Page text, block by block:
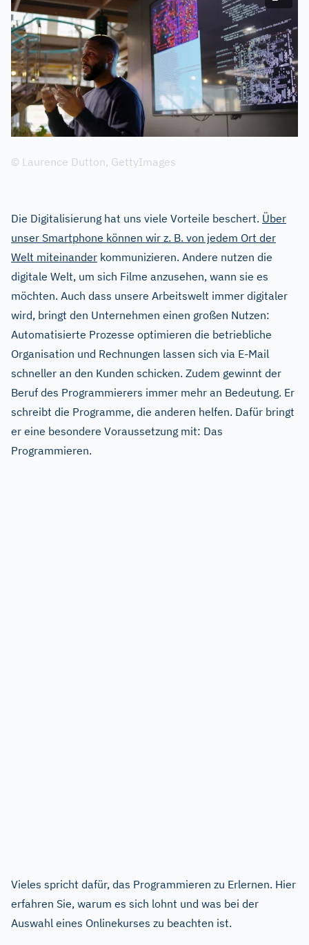
© Laurence Dutton, GettyImages
Die Digitalisierung hat uns viele Vorteile beschert. Über
unser Smartphone können wir z. B. von jedem Ort der
Welt miteinander kommunizieren. Andere nutzen die
digitale Welt, um sich Filme anzusehen, wann sie es
möchten. Auch dass unsere Arbeitswelt immer digitaler
wird, bringt den Unternehmen einen großen Nutzen:
Automatisierte Prozesse optimieren die betriebliche
Organisation und Rechnungen lassen sich via E-Mail
schneller an den Kunden schicken. Zudem gewinnt der
Beruf des Programmierers immer mehr an Bedeutung. Er
schreibt die Programme, die anderen helfen. Dafür bringt
er eine besondere Voraussetzung mit: Das
Programmieren.
Vieles spricht dafür, das Programmieren zu Erlernen. Hier
erfahren Sie, warum es sich lohnt und was bei der
Auswahl eines Onlinekurses zu beachten ist.